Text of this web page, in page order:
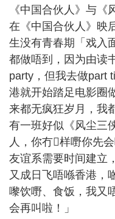
《中国合伙人》与《
在《中国合伙人》映
生没有青春期「戏入
都做唔到，因为由读
party，但我去做part
港就开始踏足电影圈
来都无疯狂岁月，我
有一班好似《风尘三
人，你冇𠮶样嘢你先
友谊系需要时间建立
又成日飞唔喺香港，
嚟饮嘢、食饭，我又
会再叫啦！」